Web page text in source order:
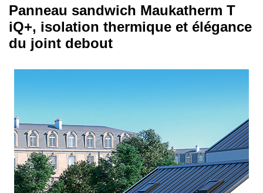
Panneau sandwich Maukatherm T
iQ+, isolation thermique et élégance
du joint debout